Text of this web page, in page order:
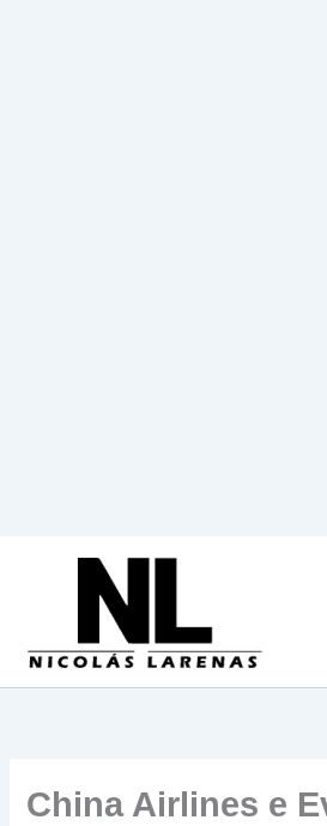
China Airlines e